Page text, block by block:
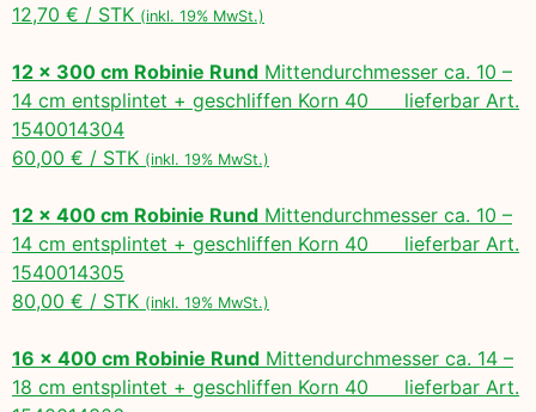
12,70 € / STK (inkl. 19% MwSt.)
12 x 300 cm Robinie Rund Mittendurchmesser ca. 10 –
14 cm entsplintet + geschliffen Korn 40 lieferbar Art.
1540014304
60,00 € / STK (inkl. 19% MwSt.)
12 x 400 cm Robinie Rund Mittendurchmesser ca. 10 –
14 cm entsplintet + geschliffen Korn 40 lieferbar Art.
1540014305
80,00 € / STK (inkl. 19% MwSt.)
16 x 400 cm Robinie Rund Mittendurchmesser ca. 14 –
18 cm entsplintet + geschliffen Korn 40 lieferbar Art.